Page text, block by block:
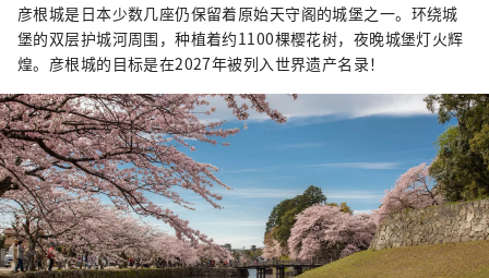
彦根城是日本少数几座仍保留着原始天守阁的城堡之一。环绕城
堡的双层护城河周围，种植着约1100棵樱花树，夜晚城堡灯火辉
煌。彦根城的目标是在2027年被列入世界遗产名录！